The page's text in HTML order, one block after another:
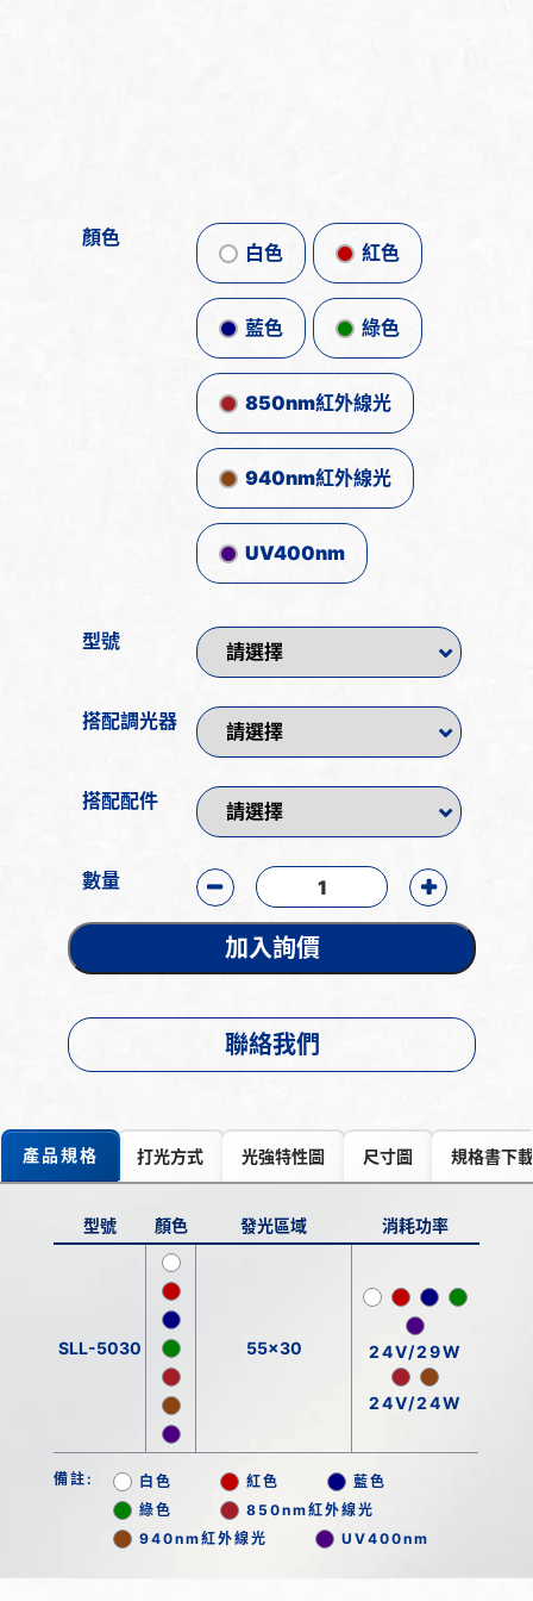
顏色
白色 紅色
藍色 綠色
850nm紅外線光
940nm紅外線光
UV400nm
型號
搭配調光器
搭配配件
數量
加入詢價
聯絡我們
產品規格 打光方式 光強特性圖 尺寸圖 規格書下載
型號 顏色 發光區域 消耗功率
SLL-5030 55x30 24V/29W
24V/24W
備註: 白色 紅色
藍色
綠色
850nm紅外線光
940nm紅外線光
UV400nm